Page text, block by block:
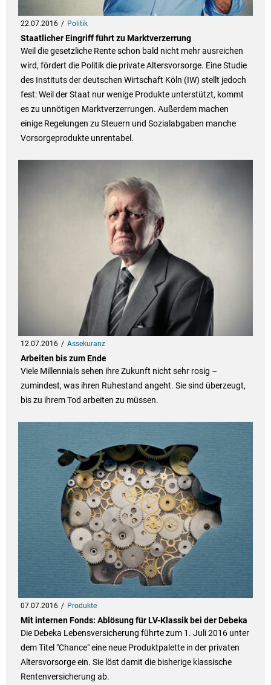
22.07.2016 Politik
Staatlicher Eingriff führt zu Marktverzerrung
Weil die gesetzliche Rente schon bald nicht mehr ausreichen
wird, fördert die Politik die private Altersvorsorge. Eine Studie
des Instituts der deutschen Wirtschaft Köln (IW) stellt jedoch
fest: Weil der Staat nur wenige Produkte unterstützt, kommt
es zu unnötigen Marktverzerrungen. Außerdem machen
einige Regelungen zu Steuern und Sozialabgaben manche
Vorsorgeprodukte unrentabel.
12.07.2016 Assekuranz
Arbeiten bis zum Ende
Viele Millennials sehen ihre Zukunft nicht sehr rosig –
zumindest, was ihren Ruhestand angeht. Sie sind überzeugt,
bis zu ihrem Tod arbeiten zu müssen.
07.07.2016 Produkte
Mit internen Fonds: Ablösung für LV-Klassik bei der Debeka
Die Debeka Lebensversicherung führte zum 1. Juli 2016 unter
dem Titel "Chance" eine neue Produktpalette in der privaten
Altersvorsorge ein. Sie löst damit die bisherige klassische
Rentenversicherung ab.